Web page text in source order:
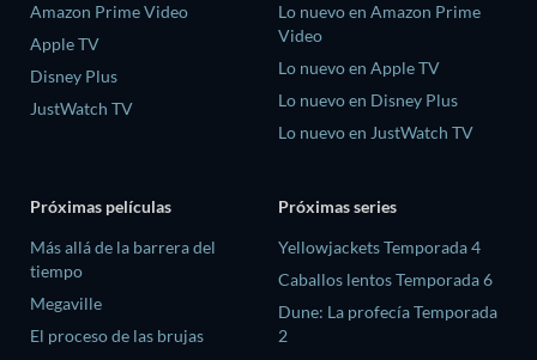
Amazon Prime Video
Apple TV
Disney Plus
JustWatch TV
Lo nuevo en Amazon Prime
Video
Lo nuevo en Apple TV
Lo nuevo en Disney Plus
Lo nuevo en JustWatch TV
Próximas películas
Más allá de la barrera del
tiempo
Megaville
El proceso de las brujas
Próximas series
Yellowjackets Temporada 4
Caballos lentos Temporada 6
Dune: La profecía Temporada
2